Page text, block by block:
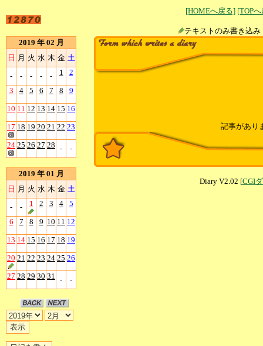
[HOMEへ戻る] [TOP
テキストのみ書
2019 年 02 月
日 月 火 水 木 金 土
- - - - - 1 2
3 4 5 6 7 8 9
10 11 12 13 14 15 16
17 18 19 20 21 22 23
24 25 26 27 28 - -
2019 年 01 月
日 月 火 水 木 金 土
- - 1 2 3 4 5
6 7 8 9 10 11 12
13 14 15 16 17 18 19
20 21 22 23 24 25 26
27 28 29 30 31 - -
記事があり
Diary V2.02 [CGI